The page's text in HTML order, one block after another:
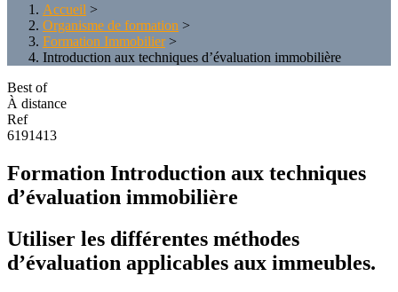
Accueil >
Organisme de formation >
Formation Immobilier>
Introduction aux techniques d’évaluation immobilière
Best of
À distance
Ref
6191413
Formation Introduction aux techniques
d’évaluation immobilière
Utiliser les différentes méthodes
d’évaluation applicables aux immeubles.